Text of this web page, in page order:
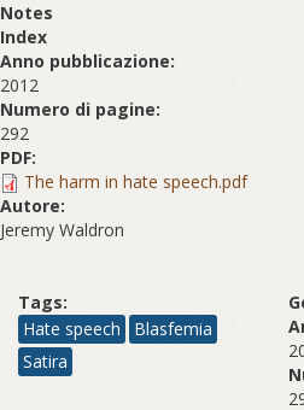
Notes
Index
Anno pubblicazione:
2012
Numero di pagine:
292
PDF:
The harm in hate speech.pdf
Autore:
Jeremy Waldron
Tags:
Hate speech
Blasfemia
Satira